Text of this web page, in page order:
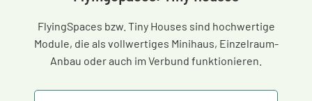
FlyingSpaces bzw. Tiny Houses sind hochwertige
Module, die als vollwertiges Minihaus, Einzelraum-
Anbau oder auch im Verbund funktionieren.